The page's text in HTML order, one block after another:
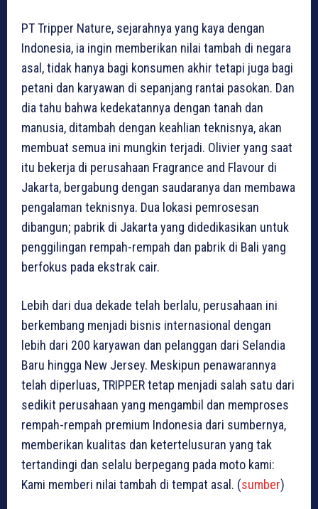
PT Tripper Nature, sejarahnya yang kaya dengan
Indonesia, ia ingin memberikan nilai tambah di negara
asal, tidak hanya bagi konsumen akhir tetapi juga bagi
petani dan karyawan di sepanjang rantai pasokan. Dan
dia tahu bahwa kedekatannya dengan tanah dan
manusia, ditambah dengan keahlian teknisnya, akan
membuat semua ini mungkin terjadi. Olivier yang saat
itu bekerja di perusahaan Fragrance and Flavour di
Jakarta, bergabung dengan saudaranya dan membawa
pengalaman teknisnya. Dua lokasi pemrosesan
dibangun; pabrik di Jakarta yang didedikasikan untuk
penggilingan rempah-rempah dan pabrik di Bali yang
berfokus pada ekstrak cair.
Lebih dari dua dekade telah berlalu, perusahaan ini
berkembang menjadi bisnis internasional dengan
lebih dari 200 karyawan dan pelanggan dari Selandia
Baru hingga New Jersey. Meskipun penawarannya
telah diperluas, TRIPPER tetap menjadi salah satu dari
sedikit perusahaan yang mengambil dan memproses
rempah-rempah premium Indonesia dari sumbernya,
memberikan kualitas dan ketertelusuran yang tak
tertandingi dan selalu berpegang pada moto kami:
Kami memberi nilai tambah di tempat asal. (sumber)